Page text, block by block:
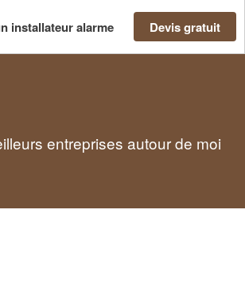
installateur alarme Devis gratuit
entreprises autour de moi